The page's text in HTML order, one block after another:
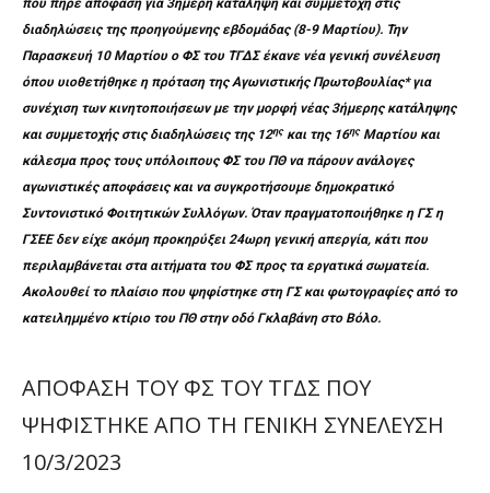
που πήρε απόφαση για 3ήμερη κατάληψη και συμμετοχή στις
διαδηλώσεις της προηγούμενης εβδομάδας (8-9 Μαρτίου). Την
Παρασκευή 10 Μαρτίου ο ΦΣ του ΤΓΔΣ έκανε νέα γενική συνέλευση
όπου υιοθετήθηκε η πρόταση της Αγωνιστικής Πρωτοβουλίας* για
συνέχιση των κινητοποιήσεων με την μορφή νέας 3ήμερης κατάληψης
και συμμετοχής στις διαδηλώσεις της 12ηςκαι της 16ηςΜαρτίου και
κάλεσμα προς τους υπόλοιπους ΦΣ του ΠΘ να πάρουν ανάλογες
αγωνιστικές αποφάσεις και να συγκροτήσουμε δημοκρατικό
Συντονιστικό Φοιτητικών Συλλόγων. Όταν πραγματοποιήθηκε η ΓΣ η
ΓΣΕΕ δεν είχε ακόμη προκηρύξει 24ωρη γενική απεργία, κάτι που
περιλαμβάνεται στα αιτήματα του ΦΣ προς τα εργατικά σωματεία.
Ακολουθεί το πλαίσιο που ψηφίστηκε στη ΓΣ και φωτογραφίες από το
κατειλημμένο κτίριο του ΠΘ στην οδό Γκλαβάνη στο Βόλο.
ΑΠΟΦΑΣΗ ΤΟΥ ΦΣ ΤΟΥ ΤΓΔΣ ΠΟΥ
ΨΗΦΙΣΤΗΚΕ ΑΠΟ ΤΗ ΓΕΝΙΚΗ ΣΥΝΕΛΕΥΣΗ
10/3/2023